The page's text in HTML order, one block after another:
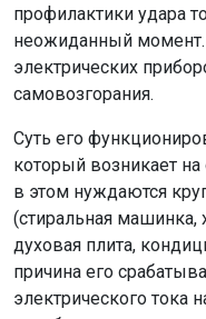
профилактики удара
неожиданный момент.
электрических
самовозгорания.
Суть его
который возникает
в этом нуждаются
(стиральная машинка,
духовая плита,
причина его
электрического тока